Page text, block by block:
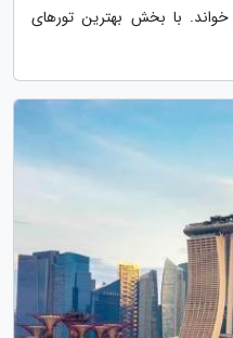
با بخش بهترین تورهای